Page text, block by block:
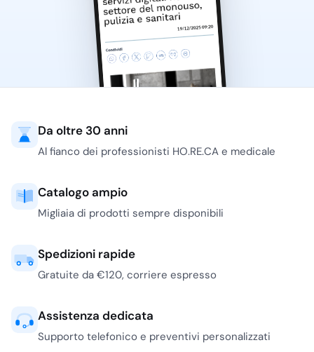
Da oltre 30 anni
Al fianco dei professionisti HO.RE.CA e medicale
Catalogo ampio
Migliaia di prodotti sempre disponibili
Spedizioni rapide
Gratuite da €120, corriere espresso
Assistenza dedicata
Supporto telefonico e preventivi personalizzati